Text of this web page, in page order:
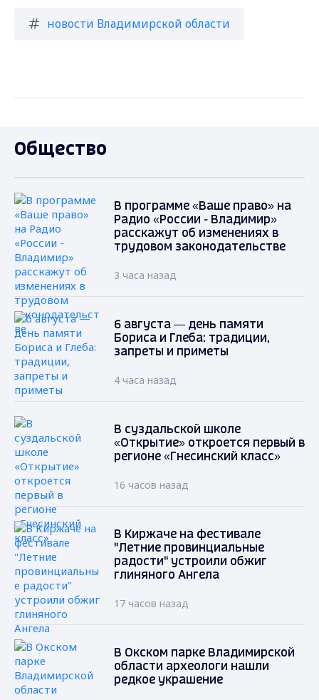
новости Владимирской области
Общество
В программе «Ваше право» на
Радио «России - Владимир»
расскажут об изменениях в
трудовом законодательстве
3 часа назад
6 августа — день памяти
Бориса и Глеба: традиции,
запреты и приметы
4 часа назад
В суздальской школе
«Открытие» откроется первый в
регионе «Гнесинский класс»
16 часов назад
В Киржаче на фестивале
"Летние провинциальные
радости" устроили обжиг
глиняного Ангела
17 часов назад
В Окском парке Владимирской
области археологи нашли
редкое украшение